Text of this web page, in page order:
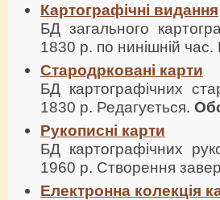
Картографічні видання
БД загального
1830 р. по нинішній час.
Стародрковані карти
БД картографічних
1830 р. Редагується.
Рукописні карти
БД картографічних
1960 р. Створення
Електронна колекція